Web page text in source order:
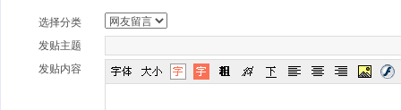
选择分类
发贴主题
发贴内容